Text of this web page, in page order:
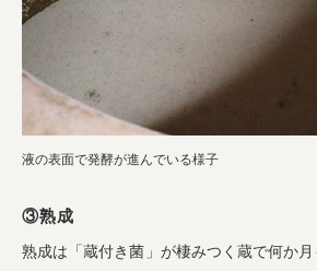
液の表面で発酵が進んでいる様子
③熟成
熟成は「蔵付き菌」が棲みつく蔵で何か